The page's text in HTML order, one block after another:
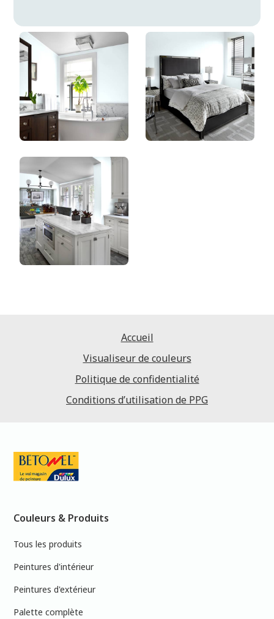
Averse Estivale
DLX1155-1
Accueil
Visualiseur de couleurs
Politique de confidentialité
Conditions d’utilisation de PPG
Couleurs & Produits
Tous les produits
Peintures d'intérieur
Peintures d'extérieur
Palette complète